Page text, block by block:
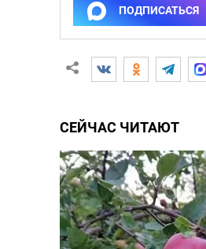
ПОДПИСАТЬСЯ
СЕЙЧАС ЧИТАЮТ